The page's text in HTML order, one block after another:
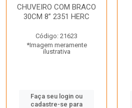
CHUVEIRO COM BRACO
30CM 8” 2351 HERC
Código: 21623
*Imagem meramente
ilustrativa
Faça seu login ou
cadastre-se para